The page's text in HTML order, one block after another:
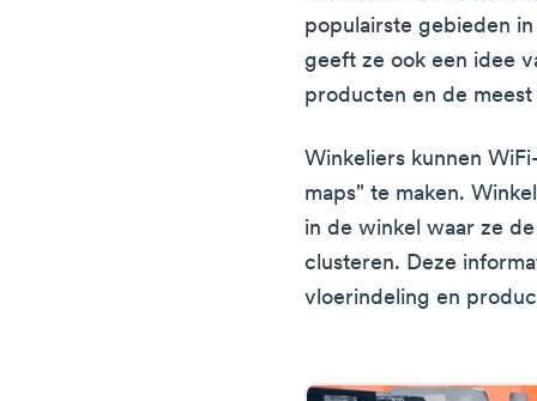
populairste gebieden
geeft ze ook een idee
producten en de
Winkeliers kunnen
maps" te maken.
in de winkel waar ze
clusteren. Deze
vloerindeling en